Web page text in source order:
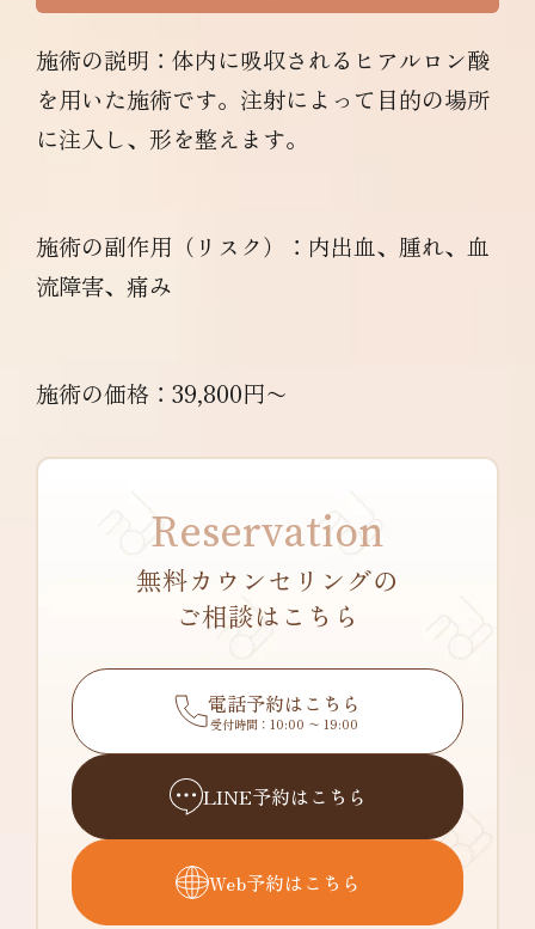
施術の説明：体内に吸収されるヒアルロン酸
を用いた施術です。注射によって目的の場所
に注入し、形を整えます。
施術の副作用（リスク）：内出血、腫れ、血
流障害、痛み
施術の価格：39,800円〜
Reservation
無料カウンセリングの
ご相談はこちら
電話予約はこちら
受付時間：10:00 〜 19:00
LINE予約はこちら
Web予約はこちら